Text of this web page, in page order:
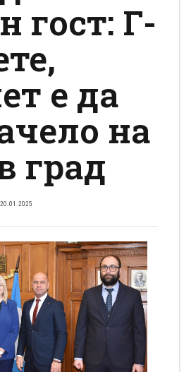
гост: Г-
е да
на
град
20.01.2025